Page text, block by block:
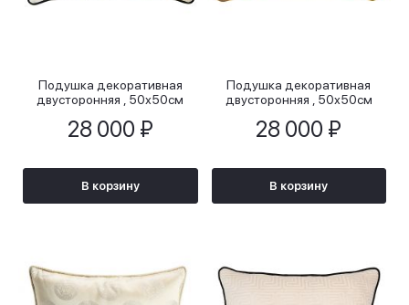
Подушка декоративная
двусторонняя , 50х50см
28 000 ₽
В корзину
Подушка декоративная
двусторонняя , 50х50см
28 000 ₽
В корзину